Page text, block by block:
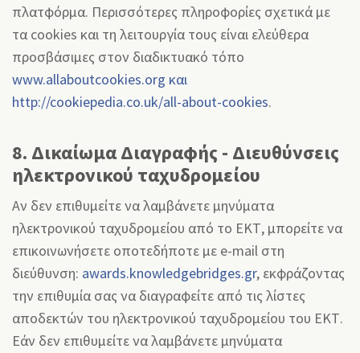
πλατφόρμα. Περισσότερες πληροφορίες σχετικά με
τα cookies και τη λειτουργία τους είναι ελεύθερα
προσβάσιμες στον διαδικτυακό τόπο
www.allaboutcookies.org και
http://cookiepedia.co.uk/all-about-cookies.
8. Δικαίωμα Διαγραφής - Διευθύνσεις
ηλεκτρονικού ταχυδρομείου
Αν δεν επιθυμείτε να λαμβάνετε μηνύματα
ηλεκτρονικού ταχυδρομείου από το ΕΚΤ, μπορείτε να
επικοινωνήσετε οποτεδήποτε με e-mail στη
διεύθυνση: awards.knowledgebridges.gr, εκφράζοντας
την επιθυμία σας να διαγραφείτε από τις λίστες
αποδεκτών του ηλεκτρονικού ταχυδρομείου του ΕΚΤ.
Εάν δεν επιθυμείτε να λαμβάνετε μηνύματα